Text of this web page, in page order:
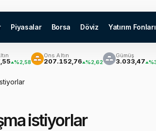
Piyasalar Borsa Döviz Yatırım Fonları
Ons Altın
207.152,76 %2,62
Gümüş
3.033,47 %3,60
istiyorlar